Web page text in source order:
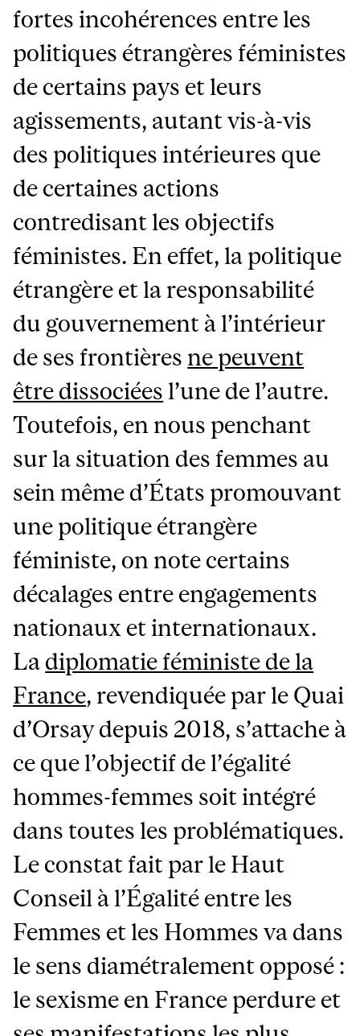
fortes incohérences entre les
politiques étrangères féministes
de certains pays et leurs
agissements, autant vis-à-vis
des politiques intérieures que
de certaines actions
contredisant les objectifs
féministes. En effet, la politique
étrangère et la responsabilité
du gouvernement à l’intérieur
de ses frontièresne peuvent
être dissociées l’une de l’autre.
Toutefois, en nous penchant
sur la situation des femmes au
sein même d’États promouvant
une politique étrangère
féministe, on note certains
décalages entre engagements
nationaux et internationaux.
La diplomatie féministe de la
France, revendiquée par le Quai
d’Orsay depuis 2018, s’attache à
ce que l’objectif de l’égalité
hommes-femmes soit intégré
dans toutes les problématiques.
Le constat fait par le Haut
Conseil à l’Égalité entre les
Femmes et les Hommes va dans
le sens diamétralement opposé :
le sexisme en France perdure et